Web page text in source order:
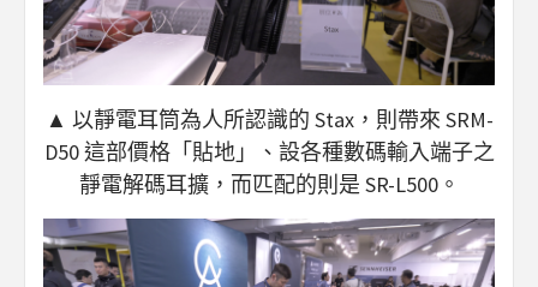
▲ 以靜電耳筒為人所認識的 Stax，則帶來 SRM-
D50 這部價格「貼地」、設各種數碼輸入端子之
靜電解碼耳擴，而匹配的則是 SR-L500。